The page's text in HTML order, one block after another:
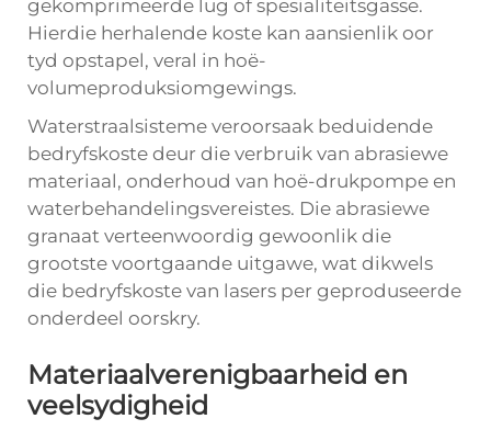
gekomprimeerde lug of spesialiteitsgasse.
Hierdie herhalende koste kan aansienlik oor
tyd opstapel, veral in hoë-
volumeproduksiomgewings.
Waterstraalsisteme veroorsaak beduidende
bedryfskoste deur die verbruik van abrasiewe
materiaal, onderhoud van hoë-drukpompe en
waterbehandelingsvereistes. Die abrasiewe
granaat verteenwoordig gewoonlik die
grootste voortgaande uitgawe, wat dikwels
die bedryfskoste van lasers per geproduseerde
onderdeel oorskry.
Materiaalverenigbaarheid en
veelsydigheid